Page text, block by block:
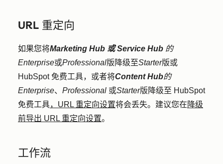
URL 重定向
如果您将Marketing Hub 或Service Hub 的
Enterprise或Professional版降级至Starter版或
HubSpot 免费工具，或者将Content Hub的
Enterprise、 Professional 或Starter版降级至 HubSpot
免费工具，URL 重定向设置将会丢失。建议您在 降级
前导出 URL 重定向设置。
工作流